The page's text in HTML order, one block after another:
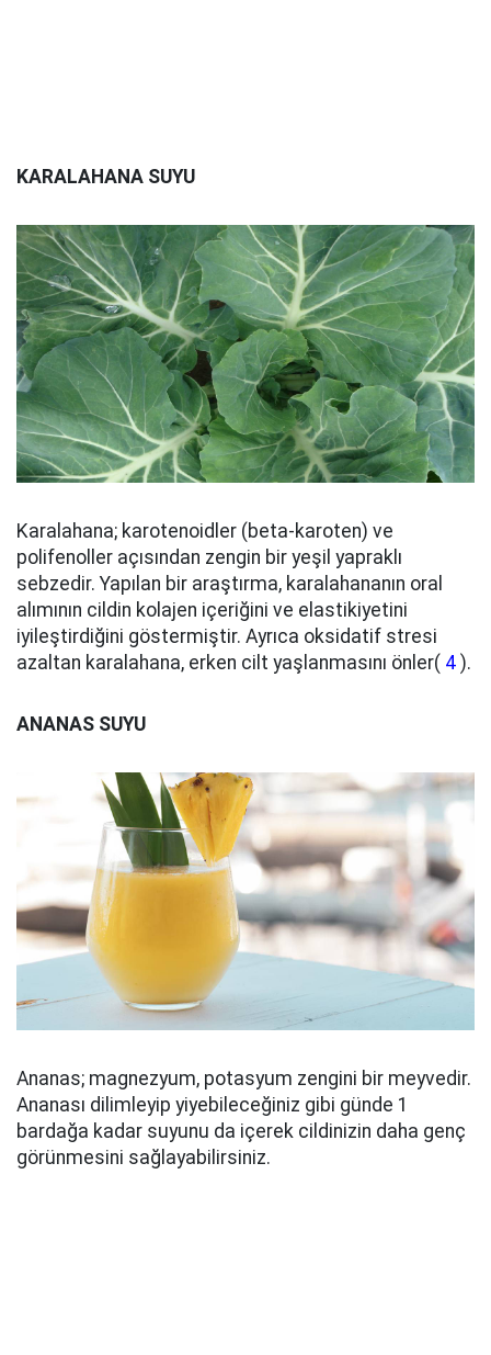
KARALAHANA SUYU
Karalahana; karotenoidler (beta-karoten) ve
polifenoller açısından zengin bir yeşil yapraklı
sebzedir. Yapılan bir araştırma, karalahananın oral
alımının cildin kolajen içeriğini ve elastikiyetini
iyileştirdiğini göstermiştir. Ayrıca oksidatif stresi
azaltan karalahana, erken cilt yaşlanmasını önler( 4 ).
ANANAS SUYU
Ananas; magnezyum, potasyum zengini bir meyvedir.
Ananası dilimleyip yiyebileceğiniz gibi günde 1
bardağa kadar suyunu da içerek cildinizin daha genç
görünmesini sağlayabilirsiniz.